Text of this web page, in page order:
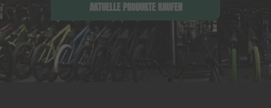
AKTUELLE PRODUKTE KAUFEN